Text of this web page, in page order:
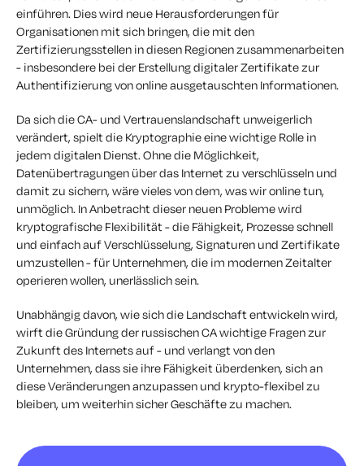
einführen. Dies wird neue Herausforderungen für
Organisationen mit sich bringen, die mit den
Zertifizierungsstellen in diesen Regionen zusammenarbeiten
- insbesondere bei der Erstellung digitaler Zertifikate zur
Authentifizierung von online ausgetauschten Informationen.
Da sich die CA- und Vertrauenslandschaft unweigerlich
verändert, spielt die Kryptographie eine wichtige Rolle in
jedem digitalen Dienst. Ohne die Möglichkeit,
Datenübertragungen über das Internet zu verschlüsseln und
damit zu sichern, wäre vieles von dem, was wir online tun,
unmöglich. In Anbetracht dieser neuen Probleme wird
kryptografische Flexibilität - die Fähigkeit, Prozesse schnell
und einfach auf Verschlüsselung, Signaturen und Zertifikate
umzustellen - für Unternehmen, die im modernen Zeitalter
operieren wollen, unerlässlich sein.
Unabhängig davon, wie sich die Landschaft entwickeln wird,
wirft die Gründung der russischen CA wichtige Fragen zur
Zukunft des Internets auf - und verlangt von den
Unternehmen, dass sie ihre Fähigkeit überdenken, sich an
diese Veränderungen anzupassen und krypto-flexibel zu
bleiben, um weiterhin sicher Geschäfte zu machen.